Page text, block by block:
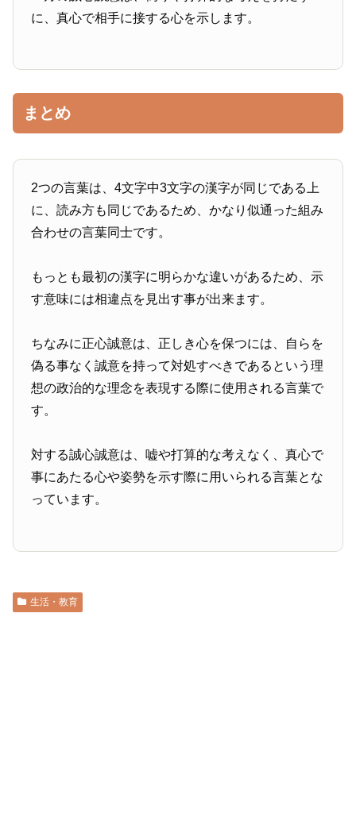
に、真心で相手に接する心を示します。
まとめ
2つの言葉は、4文字中3文字の漢字が同じである上
に、読み方も同じであるため、かなり似通った組み
合わせの言葉同士です。
もっとも最初の漢字に明らかな違いがあるため、示
す意味には相違点を見出す事が出来ます。
ちなみに正心誠意は、正しき心を保つには、自らを
偽る事なく誠意を持って対処すべきであるという理
想の政治的な理念を表現する際に使用される言葉で
す。
対する誠心誠意は、嘘や打算的な考えなく、真心で
事にあたる心や姿勢を示す際に用いられる言葉とな
っています。
生活・教育